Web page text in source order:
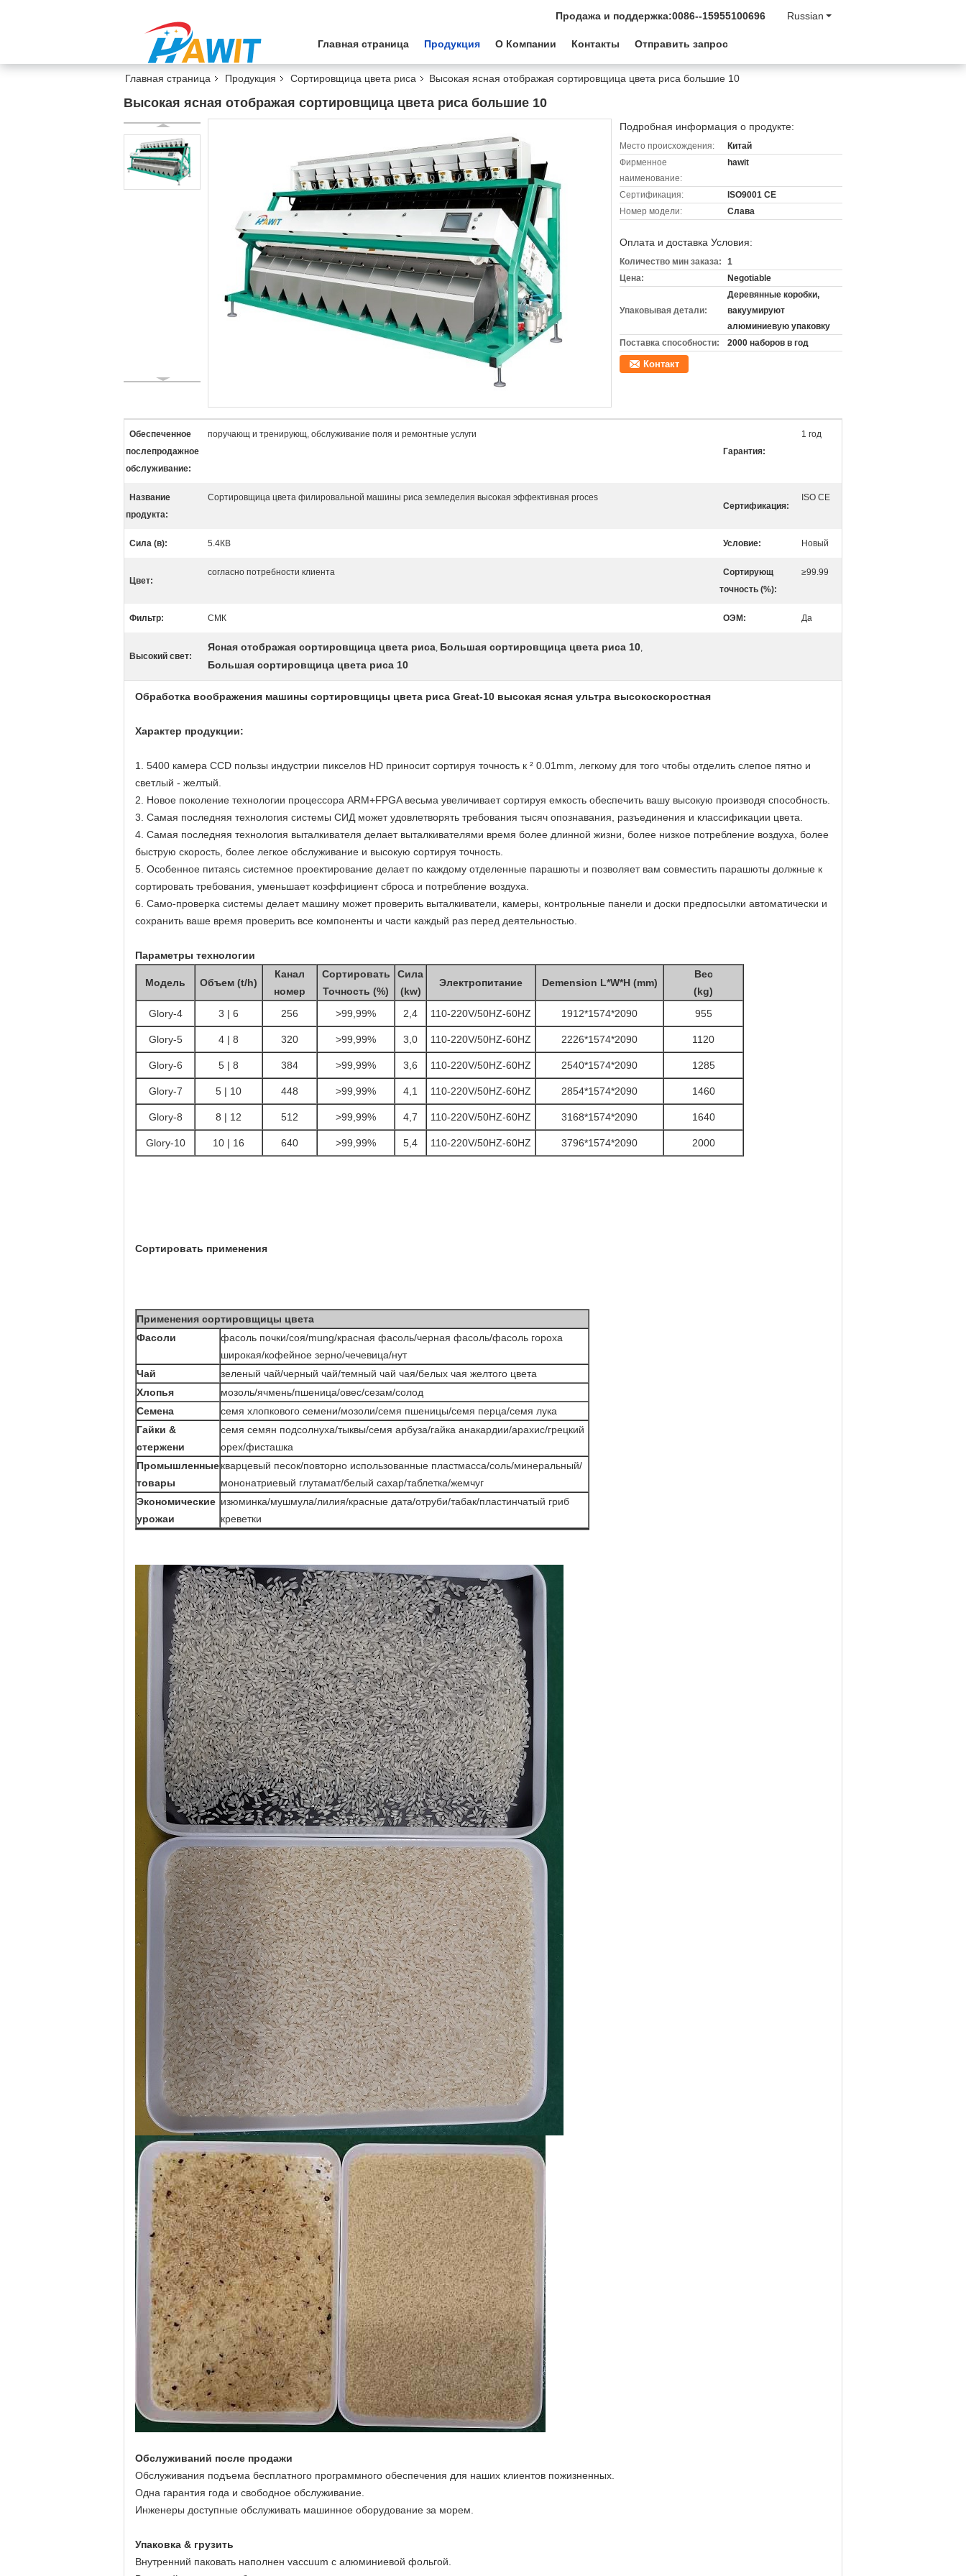
Russian
Продажа и поддержка:0086--15955100696
Главная страница Продукция О Компании Контакты Отправить запрос
Главная страница Продукция Сортировщица цвета риса Высокая ясная отображая сортировщица цвета риса большие 10
Высокая ясная отображая сортировщица цвета риса большие 10
Подробная информация о продукте:
Место происхождения:
Китай
Фирменное
наименование:
hawit
Сертификация:
ISO9001 CE
Номер модели:
Слава
Оплата и доставка Условия:
Количество мин заказа:
1
Цена:
Negotiable
Упаковывая детали:
Деревянные коробки,
вакуумируют
алюминиевую упаковку
Поставка способности:
2000 наборов в год
Контакт
Обеспеченное
послепродажное
обслуживание:
поручающ и тренирующ, обслуживание поля и ремонтные услуги
Гарантия:
1 год
Название
продукта:
Сортировщица цвета филировальной машины риса земледелия высокая эффективная proces
Сертификация:
ISO CE
Сила (в): 5.4КВ Условие: Новый
Цвет:
согласно потребности клиента
Сортирующ
точность (%):
≥99.99
Фильтр: СМК ОЭМ: Да
Высокий свет:
Ясная отображая сортировщица цвета риса, Большая сортировщица цвета риса 10,
Большая сортировщица цвета риса 10
Обработка воображения машины сортировщицы цвета риса Great-10 высокая ясная ультра высокоскоростная
Характер продукции:
1. 5400 камера CCD пользы индустрии пикселов HD приносит сортируя точность к ² 0.01mm, легкому для того чтобы отделить слепое пятно и
светлый - желтый.
2. Новое поколение технологии процессора ARM+FPGA весьма увеличивает сортируя емкость обеспечить вашу высокую производя способность.
3. Самая последняя технология системы СИД может удовлетворять требования тысяч опознавания, разъединения и классификации цвета.
4. Самая последняя технология выталкивателя делает выталкивателями время более длинной жизни, более низкое потребление воздуха, более
быструю скорость, более легкое обслуживание и высокую сортируя точность.
5. Особенное питаясь системное проектирование делает по каждому отделенные парашюты и позволяет вам совместить парашюты должные к
сортировать требования, уменьшает коэффициент сброса и потребление воздуха.
6. Само-проверка системы делает машину может проверить выталкиватели, камеры, контрольные панели и доски предпосылки автоматически и
сохранить ваше время проверить все компоненты и части каждый раз перед деятельностью.
Параметры технологии
Модель Объем (t/h)
Канал
номер
Сортировать
Точность (%)
Сила
(kw)
Электропитание Demension L*W*H (mm)
Вес
(kg)
Glory-4
3 | 6 256 >99,99% 2,4 110-220V/50HZ-60HZ 1912*1574*2090 955
Glory-5 4 | 8 320 >99,99% 3,0 110-220V/50HZ-60HZ 2226*1574*2090 1120
Glory-6 5 | 8 384 >99,99% 3,6 110-220V/50HZ-60HZ 2540*1574*2090 1285
Glory-7 5 | 10 448 >99,99% 4,1 110-220V/50HZ-60HZ 2854*1574*2090 1460
Glory-8 8 | 12 512 >99,99% 4,7 110-220V/50HZ-60HZ 3168*1574*2090 1640
Glory-10 10 | 16 640 >99,99% 5,4 110-220V/50HZ-60HZ 3796*1574*2090 2000
Сортировать применения
Применения сортировщицы цвета
Фасоли
фасоль почки/соя/mung/красная фасоль/черная фасоль/фасоль гороха
широкая/кофейное зерно/чечевица/нут
Чай
зеленый чай/черный чай/темный чай чая/белых чая желтого цвета
Хлопья
мозоль/ячмень/пшеница/овес/сезам/солод
Семена
семя хлопкового семени/мозоли/семя пшеницы/семя перца/семя лука
Гайки &
стержени
семя семян подсолнуха/тыквы/семя арбуза/гайка анакардии/арахис/грецкий
орех/фисташка
Промышленные
товары
кварцевый песок/повторно использованные пластмасса/соль/минеральный/
мононатриевый глутамат/белый сахар/таблетка/жемчуг
Экономические
урожаи
изюминка/мушмула/лилия/красные дата/отруби/табак/пластинчатый гриб
креветки
Обслуживаний после продажи
Обслуживания подъема бесплатного программного обеспечения для наших клиентов пожизненных.
Одна гарантия года и свободное обслуживание.
Инженеры доступные обслуживать машинное оборудование за морем.
Упаковка & грузить
Внутренний паковать наполнен vaccuum с алюминиевой фольгой.